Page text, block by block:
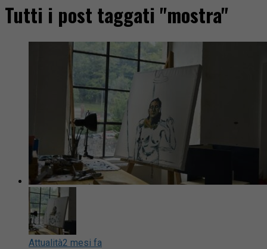
Tutti i post taggati "mostra"
Attualità2 mesi fa